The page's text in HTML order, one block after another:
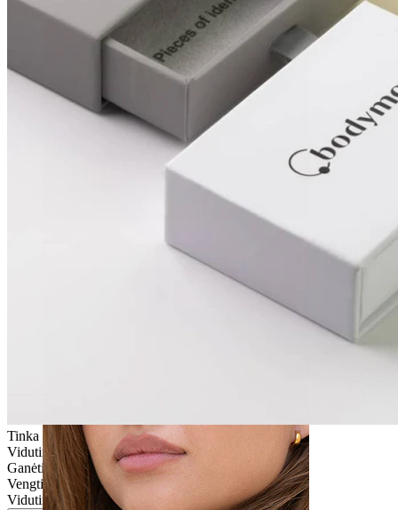
Tinka daugumos tipų odai
Vidutinio naudojimo
Ganėtinai lengvas
Vengti vandens
Vidutinio patvarimo